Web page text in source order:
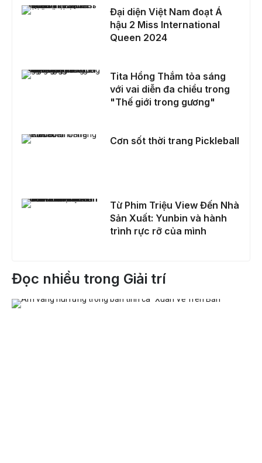
Đại diện Việt Nam đoạt Á hậu 2 Miss International Queen 2024
Đại diện Việt Nam đoạt Á
hậu 2 Miss International
Queen 2024
Tita Hồng Thắm tỏa sáng với vai diễn đa chiều trong "Thế giới trong gương"
Tita Hồng Thắm tỏa sáng
với vai diễn đa chiều trong
"Thế giới trong gương"
Cơn sốt thời trang Pickleball
Cơn sốt thời trang Pickleball
Từ Phim Triệu View Đến Nhà Sản Xuất: Yunbin và hành trình rực rỡ của mình
Từ Phim Triệu View Đến Nhà
Sản Xuất: Yunbin và hành
trình rực rỡ của mình
Đọc nhiều trong Giải trí